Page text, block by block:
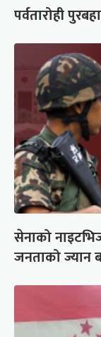
पर्वतारोही
सेनाको
जनताको ज्यान